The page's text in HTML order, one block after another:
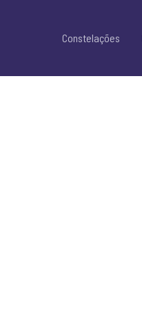
Constelações